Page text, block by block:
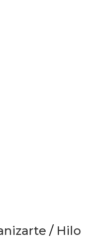
/ Hilo